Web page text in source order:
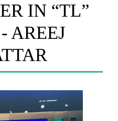
IN “TL”
AREEJ